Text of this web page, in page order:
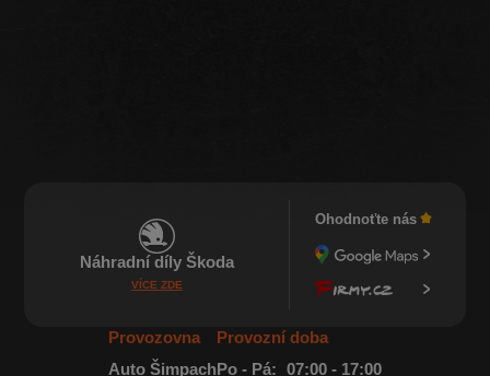
Náhradní díly Škoda
VÍCE ZDE
Ohodnoťte nás
Provozovna
Auto Šimpach
Provozní doba
Po - Pá:
07:00 - 17:00